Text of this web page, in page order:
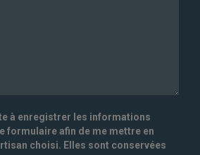
à enregistrer les informations
formulaire afin de me mettre en
choisi. Elles sont conservées